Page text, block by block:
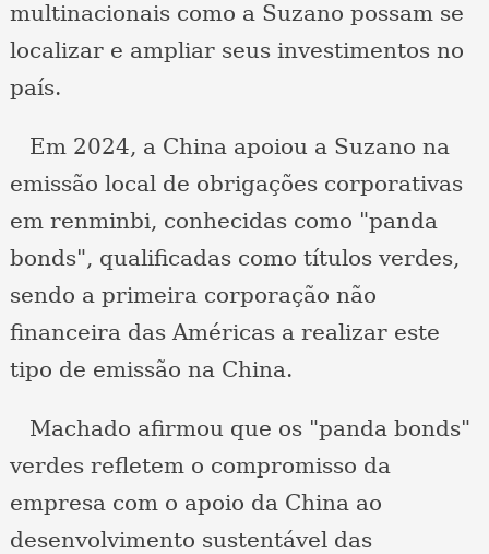
multinacionais como a Suzano possam se
localizar e ampliar seus investimentos no
país.
Em 2024, a China apoiou a Suzano na
emissão local de obrigações corporativas
em renminbi, conhecidas como "panda
bonds", qualificadas como títulos verdes,
sendo a primeira corporação não
financeira das Américas a realizar este
tipo de emissão na China.
Machado afirmou que os "panda bonds"
verdes refletem o compromisso da
empresa com o apoio da China ao
desenvolvimento sustentável das